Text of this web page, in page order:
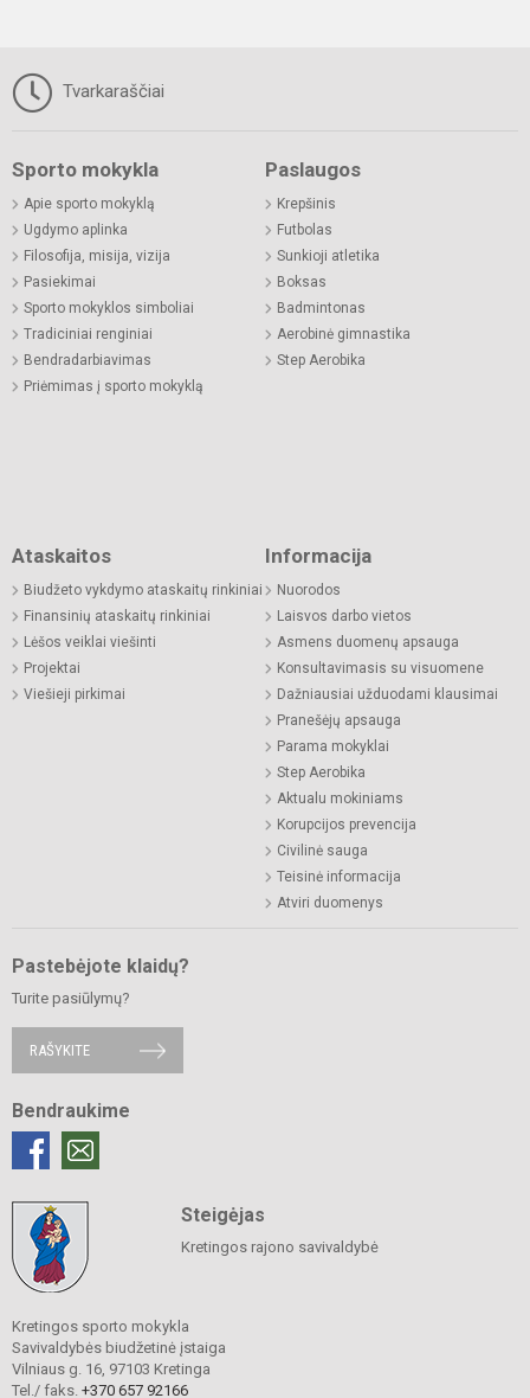
Tvarkaraščiai
Sporto mokykla
Apie sporto mokyklą
Ugdymo aplinka
Filosofija, misija, vizija
Pasiekimai
Sporto mokyklos simboliai
Tradiciniai renginiai
Bendradarbiavimas
Priėmimas į sporto mokyklą
Paslaugos
Krepšinis
Futbolas
Sunkioji atletika
Boksas
Badmintonas
Aerobinė gimnastika
Step Aerobika
Ataskaitos
Biudžeto vykdymo ataskaitų rinkiniai
Finansinių ataskaitų rinkiniai
Lėšos veiklai viešinti
Projektai
Viešieji pirkimai
Informacija
Nuorodos
Laisvos darbo vietos
Asmens duomenų apsauga
Konsultavimasis su visuomene
Dažniausiai užduodami klausimai
Pranešėjų apsauga
Parama mokyklai
Step Aerobika
Aktualu mokiniams
Korupcijos prevencija
Civilinė sauga
Teisinė informacija
Atviri duomenys
Pastebėjote klaidų?
Turite pasiūlymų?
RAŠYKITE
Bendraukime
Steigėjas
Kretingos rajono savivaldybė
Kretingos sporto mokykla
Savivaldybės biudžetinė įstaiga
Vilniaus g. 16, 97103 Kretinga
Tel./ faks. +370 657 92166